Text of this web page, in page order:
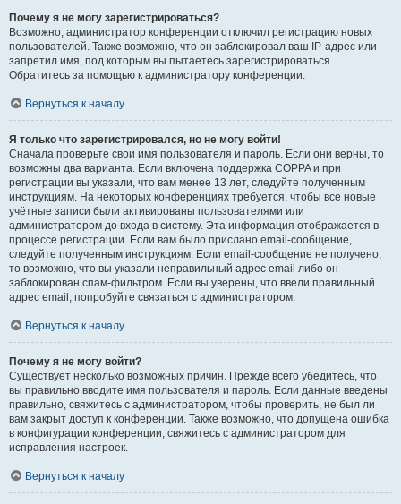
Почему я не могу зарегистрироваться?
Возможно, администратор конференции отключил регистрацию новых
пользователей. Также возможно, что он заблокировал ваш IP-адрес или
запретил имя, под которым вы пытаетесь зарегистрироваться.
Обратитесь за помощью к администратору конференции.
Вернуться к началу
Я только что зарегистрировался, но не могу войти!
Сначала проверьте свои имя пользователя и пароль. Если они верны, то
возможны два варианта. Если включена поддержка COPPA и при
регистрации вы указали, что вам менее 13 лет, следуйте полученным
инструкциям. На некоторых конференциях требуется, чтобы все новые
учётные записи были активированы пользователями или
администратором до входа в систему. Эта информация отображается в
процессе регистрации. Если вам было прислано email-сообщение,
следуйте полученным инструкциям. Если email-сообщение не получено,
то возможно, что вы указали неправильный адрес email либо он
заблокирован спам-фильтром. Если вы уверены, что ввели правильный
адрес email, попробуйте связаться с администратором.
Вернуться к началу
Почему я не могу войти?
Существует несколько возможных причин. Прежде всего убедитесь, что
вы правильно вводите имя пользователя и пароль. Если данные введены
правильно, свяжитесь с администратором, чтобы проверить, не был ли
вам закрыт доступ к конференции. Также возможно, что допущена ошибка
в конфигурации конференции, свяжитесь с администратором для
исправления настроек.
Вернуться к началу